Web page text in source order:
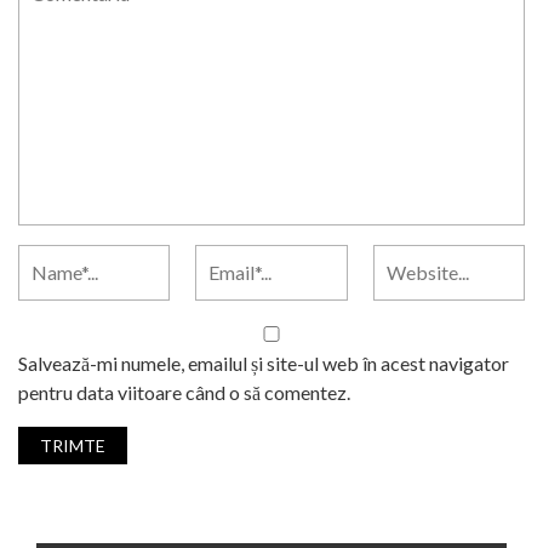
Salvează-mi numele, emailul și site-ul web în acest navigator
pentru data viitoare când o să comentez.